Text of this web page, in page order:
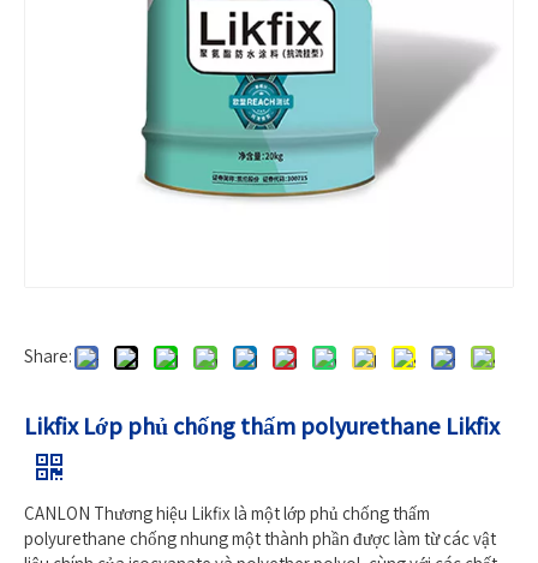
Share:
Likfix Lớp phủ chống thấm polyurethane Likfix
CANLON Thương hiệu Likfix là một lớp phủ chống thấm
polyurethane chống nhung một thành phần được làm từ các vật